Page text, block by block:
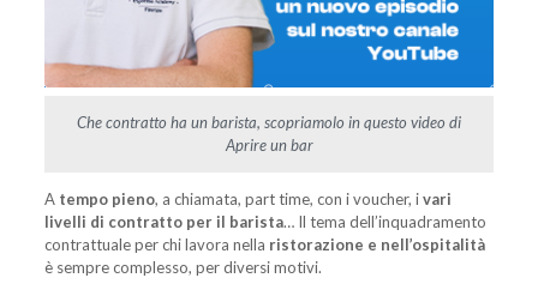
Che contratto ha un barista, scopriamolo in questo video di
Aprire un bar
A tempo pieno, a chiamata, part time, con i voucher, ivari
livelli di contratto per il barista… Il tema dell’inquadramento
contrattuale per chi lavora nella ristorazione e nell’ospitalità
è sempre complesso, per diversi motivi.